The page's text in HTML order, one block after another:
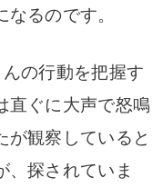
なるのです。
の行動を把握す
直ぐに大声で怒鳴
が観察していると
、探されていま